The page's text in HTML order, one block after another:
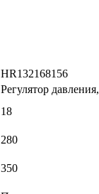
HR132168156
Регулятор
18
280
350